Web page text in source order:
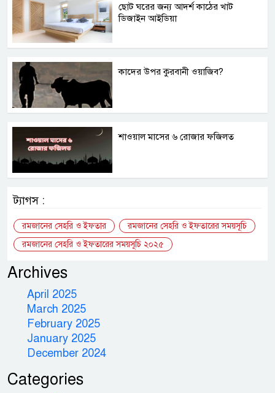
ছোট ঘরের জন্য আদর্শ কাঠের খাট
ডিজাইন আইডিয়া
কাদের উপর কুরবানী ওয়াজিব?
শাওয়াল মাসের ৬ রোজার ফজিলত
ট্যাগস :
রমজানের সেহরি ও ইফতার
রমজানের সেহরি ও ইফতারের সময়সূচি
রমজানের সেহরি ও ইফতারের সময়সূচি ২০২৫
Archives
April 2025
March 2025
February 2025
January 2025
December 2024
Categories